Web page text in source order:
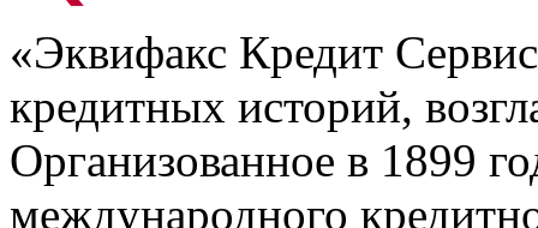
«Эквифакс Кредит
кредитных историй,
Организованное в 1899
международного